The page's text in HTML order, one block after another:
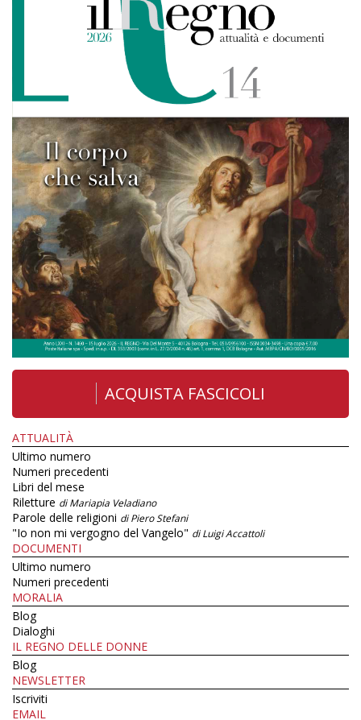
ACQUISTA FASCICOLI
ATTUALITÀ
Ultimo numero
Numeri precedenti
Libri del mese
Riletture di Mariapia Veladiano
Parole delle religioni di Piero Stefani
"Io non mi vergogno del Vangelo" di Luigi Accattoli
DOCUMENTI
Ultimo numero
Numeri precedenti
MORALIA
Blog
Dialoghi
IL REGNO DELLE DONNE
Blog
NEWSLETTER
Iscriviti
EMAIL